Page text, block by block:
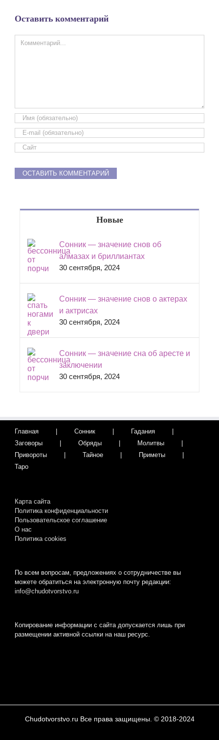
Оставить комментарий
Comment
Новые
Сонник — значение снов об
алмазах и бриллиантах
30 сентября, 2024
Сонник — значение снов о актерах
и актрисах
30 сентября, 2024
Сонник — значение сна об аресте и
заключении
30 сентября, 2024
Главная Сонник
Гадания
Заговоры
Обряды
Молитвы
Привороты
Тайное
Приметы
Таро
Карта сайта
Политика конфиденциальности
Пользовательское соглашение
О нас
Пoлитикa cookies
По всем вопросам, предложениях о сотрудничестве вы
можете обратиться на электронную почту редакции:
info@chudotvorstvo.ru
Копирование информации с сайта допускается лишь при
размещении активной ссылки на наш ресурс.
Chudotvorstvo.ru Все права защищены. © 2018-2024